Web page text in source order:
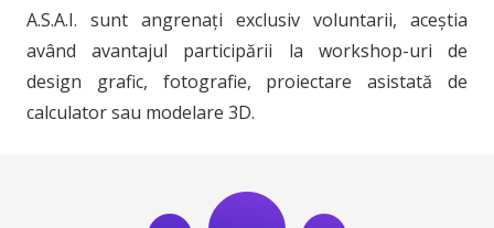
A.S.A.I. sunt angrenați exclusiv voluntarii, aceștia
având avantajul participării la workshop-uri de
design grafic, fotografie, proiectare asistată de
calculator sau modelare 3D.